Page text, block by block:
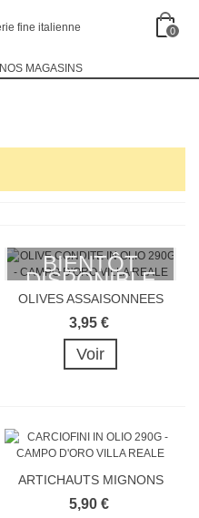
0
NOS MAGASINS
BIENTÔT
DISPONIBLE
OLIVES ASSAISONNEES
A...
3,95 €
Voir
ARTICHAUTS MIGNONS
A...
5,90 €